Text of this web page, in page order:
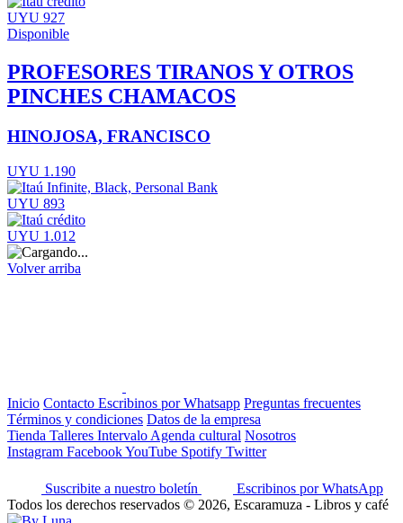
UYU 927
Disponible
PROFESORES TIRANOS Y OTROS
PINCHES CHAMACOS
HINOJOSA, FRANCISCO
UYU 1.190
UYU 893
UYU 1.012
Volver arriba
Inicio Contacto Escribinos por Whatsapp Preguntas frecuentes
Términos y condiciones Datos de la empresa
Tienda Talleres Intervalo Agenda cultural Nosotros
Instagram FacebookYouTube Spotify Twitter
Suscribite a nuestro boletín
Escribinos por WhatsApp
Todos los derechos reservados © 2026, Escaramuza - Libros y café